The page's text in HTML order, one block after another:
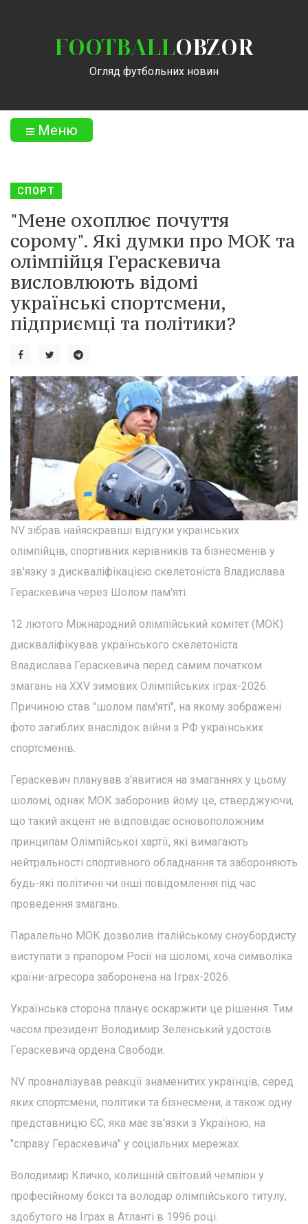
FOOTBALLOBZOR
Огляд футбольних новин
Меню
СПОРТ
"Мене охоплює почуття
сорому". Які думки про МОК та
олімпійця Гераскевича
висловлюють відомі
українські спортсмени,
підприємці та політики?
NV зібрав найяскравіші відгуки українських
олімпійців, спортивних керівників та бізнесменів у
зв'язку з дискваліфікацією скелетоніста Владислава
Гераскевича через Шолом пам'яті.
12 лютого Міжнародний олімпійський комітет (МОК)
дискваліфікував українського скелетоніста
Владислава Гераскевича перед самим початком
змагань на XXV зимових Олімпійських іграх-2026.
Причиною став "шолом пам'яті", на якому зображені
фото загиблих внаслідок війни з РФ українських
спортсменів.
Гераскевич планував з'явитися на змаганнях у цьому
шоломі, однак МОК заборонив йому це, стверджуючи,
що такий акцент не відповідає основоположним
принципам Олімпійської хартії, які вимагають
нейтральності спортивного обладнання та забороняють
будь-які політичні чи інші повідомлення під час
проведення змагань.
Паралельно МОК дозволив італійському сноубордисту
виступати з прапором Росії на шоломі, хоча символіка
країни-агресора заборонена на Іграх-2026.
Українська сторона планує оскаржити це рішення. Тим
часом президент Володимир Зеленський удостоїв
Гераскевича ордена Свободи.
NV проаналізував реакції знаменитих українців, серед
яких спортсмени, політики та бізнесмени, а також одну
представницю ЄС, яка має зв'язки з Україною, на
"справу Гераскевича" у соціальних мережах.
Володимир Кличко, колишній світовий чемпіон у
професійному боксі та володар олімпійського титулу,
здобутого на Іграх в Атланті в 1996 році.